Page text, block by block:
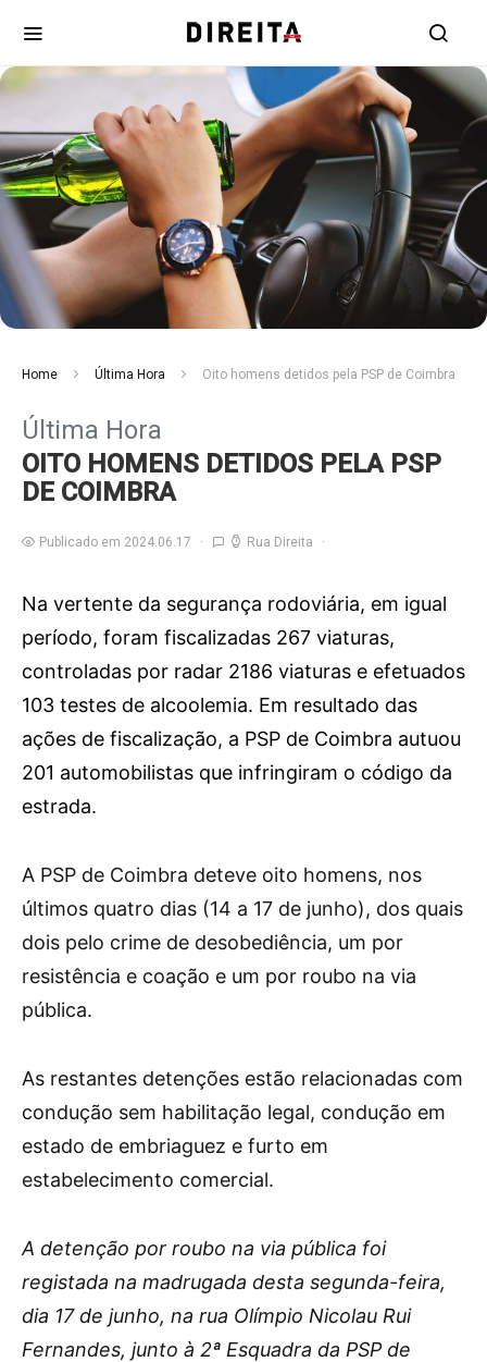
Home Última Hora Oito homens detidos pela PSP de Coimbra
Última Hora
OITO HOMENS DETIDOS PELA PSP
DE COIMBRA
Publicado em 2024.06.17 Rua Direita
Na vertente da segurança rodoviária, em igual
período, foram fiscalizadas 267 viaturas,
controladas por radar 2186 viaturas e efetuados
103 testes de alcoolemia. Em resultado das
ações de fiscalização, a PSP de Coimbra autuou
201 automobilistas que infringiram o código da
estrada.
A PSP de Coimbra deteve oito homens, nos
últimos quatro dias (14 a 17 de junho), dos quais
dois pelo crime de desobediência, um por
resistência e coação e um por roubo na via
pública.
As restantes detenções estão relacionadas com
condução sem habilitação legal, condução em
estado de embriaguez e furto em
estabelecimento comercial.
A detenção por roubo na via pública foi
registada na madrugada desta segunda-feira,
dia 17 de junho, na rua Olímpio Nicolau Rui
Fernandes, junto à 2ª Esquadra da PSP de